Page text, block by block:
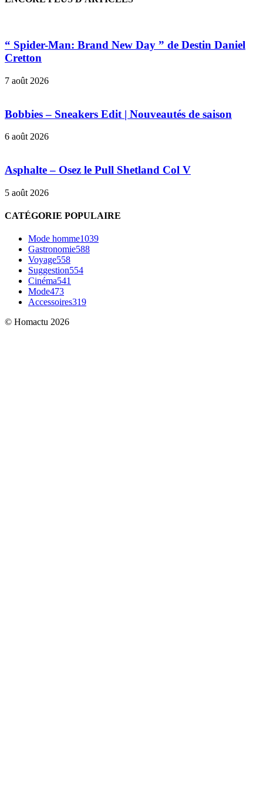
“ Spider-Man: Brand New Day ” de Destin Daniel
Cretton
7 août 2026
Bobbies – Sneakers Edit | Nouveautés de saison
6 août 2026
Asphalte – Osez le Pull Shetland Col V
5 août 2026
CATÉGORIE POPULAIRE
Mode homme1039
Gastronomie588
Voyage558
Suggestion554
Cinéma541
Mode473
Accessoires319
© Homactu 2026